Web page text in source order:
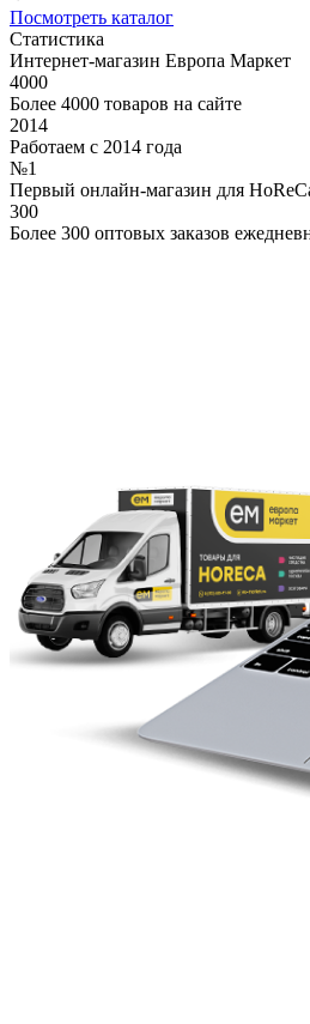
Посмотреть каталог
Статистика
Интернет-магазин Европа Маркет
4000
Более 4000 товаров на сайте
2014
Работаем с 2014 года
№1
Первый онлайн-магазин для
300
Более 300 оптовых заказов